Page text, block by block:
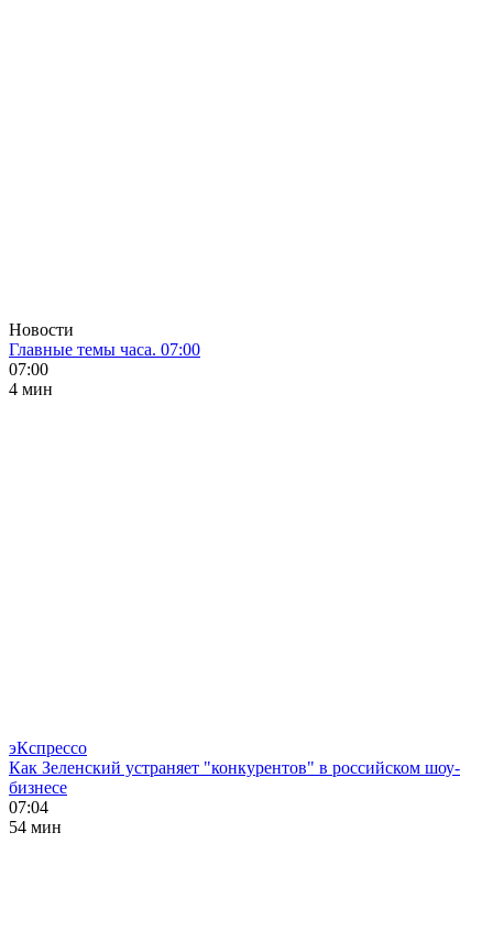
Новости
Главные темы часа. 07:00
07:00
4 мин
эКспрессо
Как Зеленский устраняет "конкурентов" в российском шоу-
бизнесе
07:04
54 мин